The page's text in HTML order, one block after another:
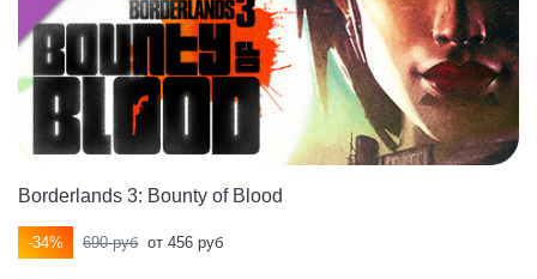
Borderlands 3: Bounty of Blood
-34% 690 руб от 456 руб